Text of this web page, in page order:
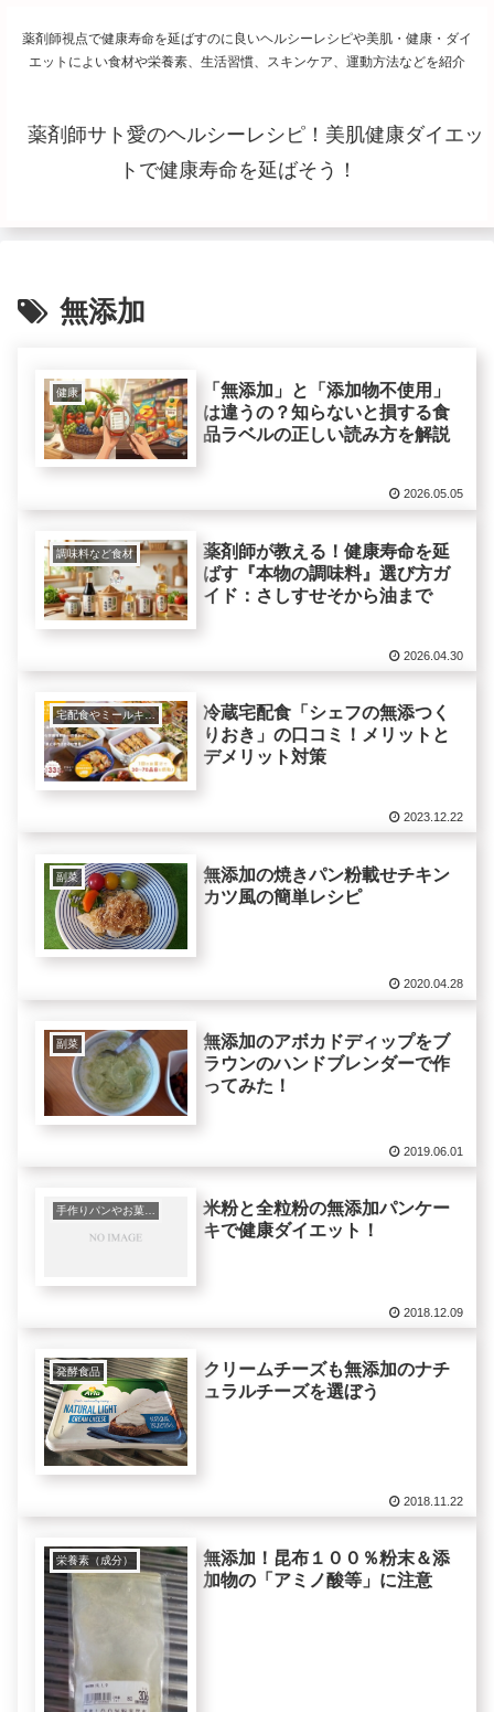
薬剤師視点で健康寿命を延ばすのに良いヘルシーレシピや美肌・健康・ダイ
エットによい食材や栄養素、生活習慣、スキンケア、運動方法などを紹介
薬剤師サト愛のヘルシーレシピ！美肌健康ダイエッ
トで健康寿命を延ばそう！
無添加
健康
「無添加」と「添加物不使用」
は違うの？知らないと損する食
品ラベルの正しい読み方を解説
2026.05.05
調味料など食材
薬剤師が教える！健康寿命を延
ばす『本物の調味料』選び方ガ
イド：さしすせそから油まで
2026.04.30
宅配食やミールキット
冷蔵宅配食「シェフの無添つく
りおき」の口コミ！メリットと
デメリット対策
2023.12.22
副菜
無添加の焼きパン粉載せチキン
カツ風の簡単レシピ
2020.04.28
副菜
無添加のアボカドディップをブ
ラウンのハンドブレンダーで作
ってみた！
2019.06.01
米粉と全粒粉の無添加パンケー
キで健康ダイエット！
2018.12.09
発酵食品
クリームチーズも無添加のナチ
ュラルチーズを選ぼう
2018.11.22
栄養素（成分）
無添加！昆布１００％粉末＆添
加物の「アミノ酸等」に注意